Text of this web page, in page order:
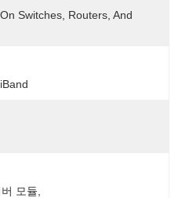
Switches, Routers, And
모듈